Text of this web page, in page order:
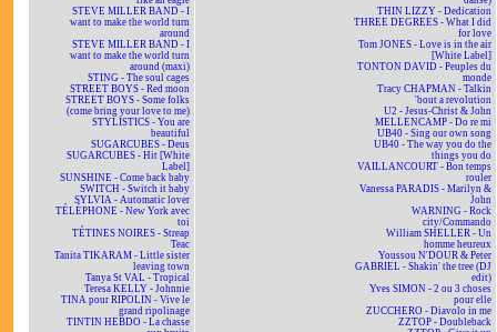
STEVE MILLER BAND - I
want to make the world turn
around
STEVE MILLER BAND - I
want to make the world turn
around (maxi)
STING - The soul cages
STREET BOYS - Red moon
STREET BOYS - Some folks
(come bring your love to me)
STYLISTICS - You are
beautiful
SUGARCUBES - Deus
SUGARCUBES - Hit [White
Label]
SUNSHINE - Come back baby
SWITCH - Switch it baby
SYLVIA - Automatic lover
TÉLÉPHONE - New York avec
toi
TÉTINES NOIRES - Streap
Teac
Tanita TIKARAM - Little sister
leaving town
Tanya St VAL - Tropical
Teresa KELLY - Johnnie
TINA pour RIPOLIN - Vive le
grand ripolinage
TINTIN HEBDO - La chasse
THIN LIZZY - Dedication
THREE DEGREES - What I did
for love
Tom JONES - Love is in the air
[White Label]
TONTON DAVID - Peuples du
monde
Tracy CHAPMAN - Talkin
'bout a revolution
U2 - Jesus-Christ & John
MELLENCAMP - Do re mi
UB40 - Sing our own song
UB40 - The way you do the
things you do
VAILLANCOURT - Bon temps
rouler
Vanessa PARADIS - Marilyn &
John
WARNING - Rock
city/Commando
William SHELLER - Un
homme heureux
Youssou N'DOUR & Peter
GABRIEL - Shakin' the tree (DJ
edit)
Yves SIMON - 2 ou 3 choses
pour elle
ZUCCHERO - Diavolo in me
ZZTOP - Doubleback